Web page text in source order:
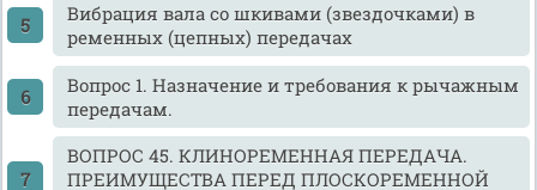
Вибрация вала со шкивами (звездочками) в
ременных (цепных) передачах
Вопрос 1. Назначение и требования к рычажным
передачам.
ВОПРОС 45. КЛИНОРЕМЕННАЯ ПЕРЕДАЧА.
ПРЕИМУЩЕСТВА ПЕРЕД ПЛОСКОРЕМЕННОЙ